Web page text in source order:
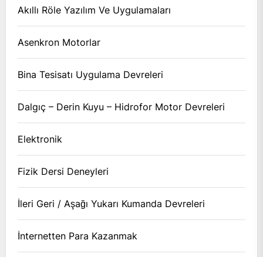
Akıllı Röle Yazılım Ve Uygulamaları
Asenkron Motorlar
Bina Tesisatı Uygulama Devreleri
Dalgıç – Derin Kuyu – Hidrofor Motor Devreleri
Elektronik
Fizik Dersi Deneyleri
İleri Geri / Aşağı Yukarı Kumanda Devreleri
İnternetten Para Kazanmak